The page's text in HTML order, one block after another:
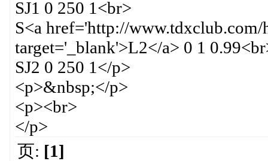
SJ1 0 250 1<br>
S<a href='http://
target='_blank'>L2</a> 0 1
SJ2 0 250 1</p>
<p>&nbsp;</p>
<p><br>
</p>
页: [1]